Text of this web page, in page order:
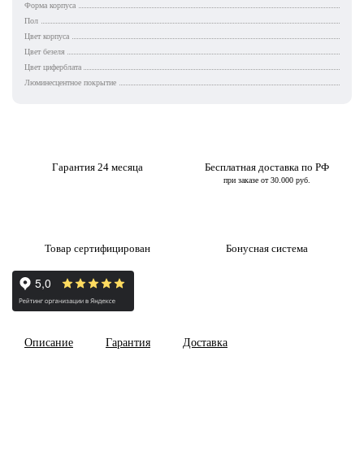
Форма корпуса
Пол
Цвет корпуса
Цвет безеля
Цвет циферблата
Люминесцентное покрытие
Гарантия 24 месяца Бесплатная доставка по РФ
при заказе от 30.000 руб.
Товар сертифицирован Бонусная система
Описание Гарантия Доставка